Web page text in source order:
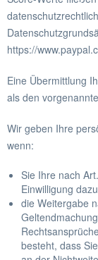
https://
Eine Übermittlung
als den
Wir geben Ihre
wenn:
Sie Ihre nach
Einwilligung
die Weitergabe
besteht, dass